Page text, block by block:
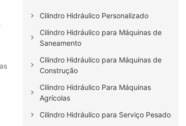
Cilindro Hidráulico Personalizado
Cilindro Hidráulico para Máquinas de
Saneamento
Cilindro Hidráulico para Máquinas de
Construção
Cilindro Hidráulico Para Máquinas
Agrícolas
Cilindro Hidráulico para Serviço Pesado